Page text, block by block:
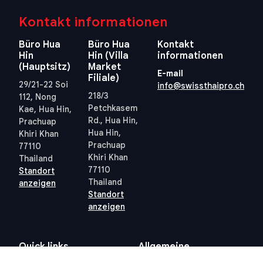
Kontakt informationen
Büro Hua
Hin
(Hauptsitz)
29/21-22 Soi
112, Nong
Kae, Hua Hin,
Prachuap
Khiri Khan
77110
Thailand
Standort
anzeigen
Büro Hua
Hin (Villa
Market
Filiale)
218/3
Petchkasem
Rd., Hua Hin,
Hua Hin,
Prachuap
Khiri Khan
77110
Thailand
Standort
anzeigen
Kontakt
informationen
E-mail
info@swissthaipro.ch
Quick links
Allgemeine